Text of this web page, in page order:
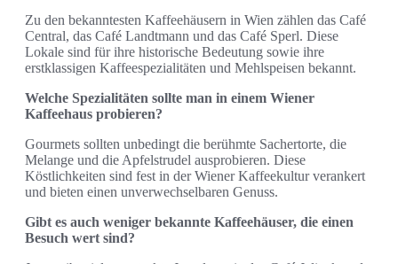
Zu den bekanntesten Kaffeehäusern in Wien zählen das Café
Central, das Café Landtmann und das Café Sperl. Diese
Lokale sind für ihre historische Bedeutung sowie ihre
erstklassigen Kaffeespezialitäten und Mehlspeisen bekannt.
Welche Spezialitäten sollte man in einem Wiener
Kaffeehaus probieren?
Gourmets sollten unbedingt die berühmte Sachertorte, die
Melange und die Apfelstrudel ausprobieren. Diese
Köstlichkeiten sind fest in der Wiener Kaffeekultur verankert
und bieten einen unverwechselbaren Genuss.
Gibt es auch weniger bekannte Kaffeehäuser, die einen
Besuch wert sind?